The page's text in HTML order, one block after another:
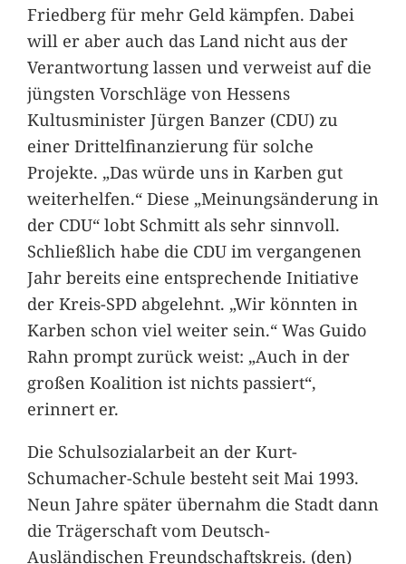
Friedberg für mehr Geld kämpfen. Dabei
will er aber auch das Land nicht aus der
Verantwortung lassen und verweist auf die
jüngsten Vorschläge von Hessens
Kultusminister Jürgen Banzer (CDU) zu
einer Drittelfinanzierung für solche
Projekte. „Das würde uns in Karben gut
weiterhelfen.“ Diese „Meinungsänderung in
der CDU“ lobt Schmitt als sehr sinnvoll.
Schließlich habe die CDU im vergangenen
Jahr bereits eine entsprechende Initiative
der Kreis-SPD abgelehnt. „Wir könnten in
Karben schon viel weiter sein.“ Was Guido
Rahn prompt zurück weist: „Auch in der
großen Koalition ist nichts passiert“,
erinnert er.
Die Schulsozialarbeit an der Kurt-
Schumacher-Schule besteht seit Mai 1993.
Neun Jahre später übernahm die Stadt dann
die Trägerschaft vom Deutsch-
Ausländischen Freundschaftskreis. (den)